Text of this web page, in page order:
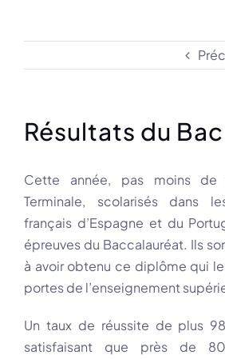
Résultats du
Cette année, pas moins de
Terminale, scolarisés dans
français d’Espagne et du
épreuves du Baccalauréat. Ils
à avoir obtenu ce diplôme qui
portes de l’enseignement
Un taux de réussite de plus
satisfaisant que près de